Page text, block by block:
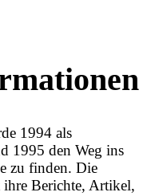
1994 als
1995 den Weg ins
zu finden. Die
Berichte, Artikel,